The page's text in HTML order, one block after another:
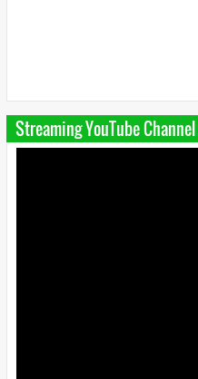
Streaming YouTube